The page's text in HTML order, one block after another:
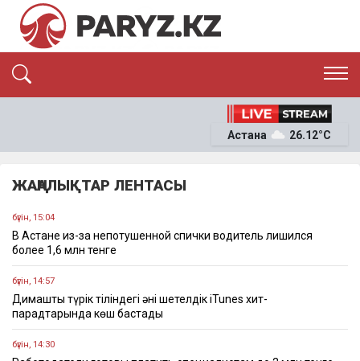
ЭКОНОМИКА
ОҚИҒА
Астана 26.12°C
ЖАҢАЛЫҚТАР ЛЕНТАСЫ
бүгін, 15:04
В Астане из-за непотушенной спички водитель лишился
более 1,6 млн тенге
бүгін, 14:57
Димаштың түрік тіліндегі әні шетелдік iTunes хит-
парадтарында көш бастады
бүгін, 14:30